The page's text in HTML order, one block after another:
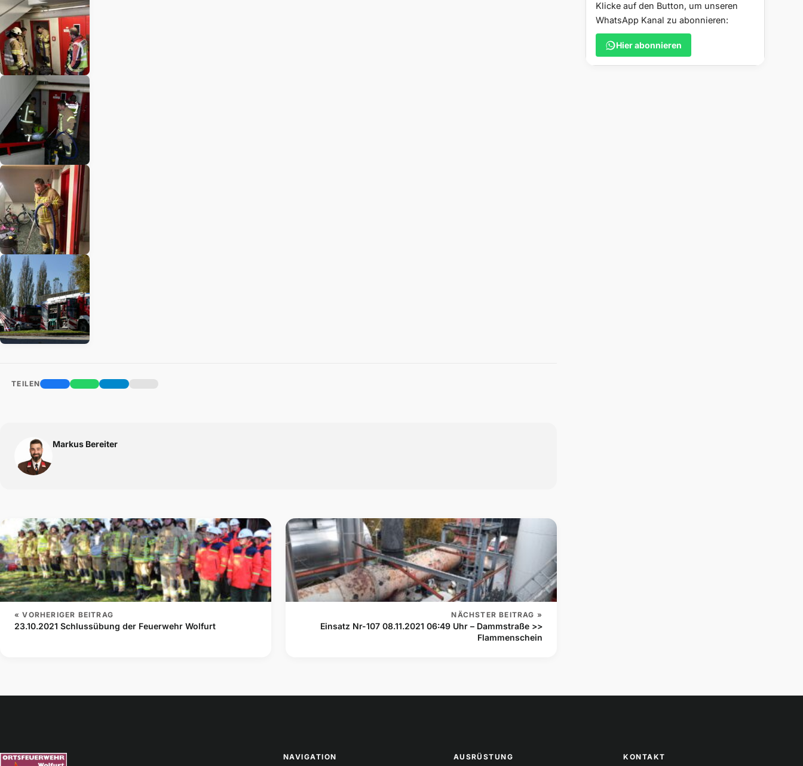
TEILEN
Markus Bereiter
« VORHERIGER BEITRAG
23.10.2021 Schlussübung der Feuerwehr Wolfurt
NÄCHSTER BEITRAG »
Einsatz Nr-107 08.11.2021 06:49 Uhr – Dammstraße >>
Flammenschein
Klicke auf den Button, um unseren
WhatsApp Kanal zu abonnieren:
Hier abonnieren
NAVIGATION AUSRÜSTUNG KONTAKT